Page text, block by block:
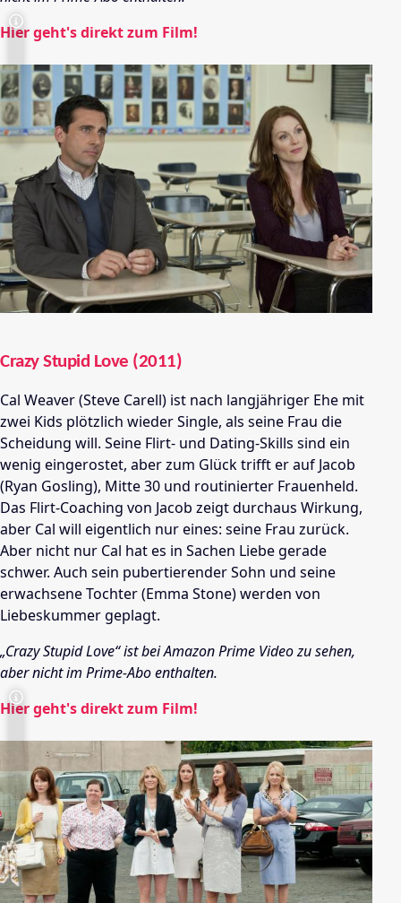
Hier geht's direkt zum Film!
Crazy Stupid Love (2011)
Cal Weaver (Steve Carell) ist nach langjähriger Ehe mit
zwei Kids plötzlich wieder Single, als seine Frau die
Scheidung will. Seine Flirt- und Dating-Skills sind ein
wenig eingerostet, aber zum Glück trifft er auf Jacob
(Ryan Gosling), Mitte 30 und routinierter Frauenheld.
Das Flirt-Coaching von Jacob zeigt durchaus Wirkung,
aber Cal will eigentlich nur eines: seine Frau zurück.
Aber nicht nur Cal hat es in Sachen Liebe gerade
schwer. Auch sein pubertierender Sohn und seine
erwachsene Tochter (Emma Stone) werden von
Liebeskummer geplagt.
„Crazy Stupid Love“ ist bei Amazon Prime Video zu sehen,
aber nicht im Prime-Abo enthalten.
Hier geht's direkt zum Film!